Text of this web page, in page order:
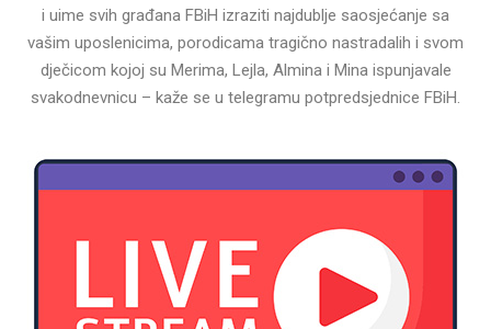
i uime svih građana FBiH izraziti najdublje saosjećanje sa
vašim uposlenicima, porodicama tragično nastradalih i svom
dječicom kojoj su Merima, Lejla, Almina i Mina ispunjavale
svakodnevnicu – kaže se u telegramu potpredsjednice FBiH.